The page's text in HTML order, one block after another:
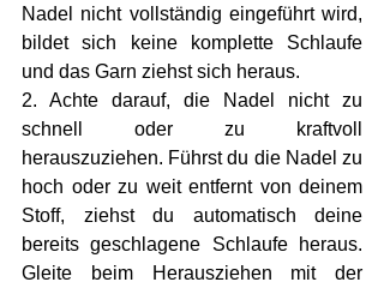
Nadel nicht vollständig eingeführt wird,
bildet sich keine komplette Schlaufe
und das Garn ziehst sich heraus.
2. Achte darauf, die Nadel nicht zu
schnell oder zu kraftvoll
herauszuziehen. Führst du die Nadel zu
hoch oder zu weit entfernt von deinem
Stoff, ziehst du automatisch deine
bereits geschlagene Schlaufe heraus.
Gleite beim Herausziehen mit der